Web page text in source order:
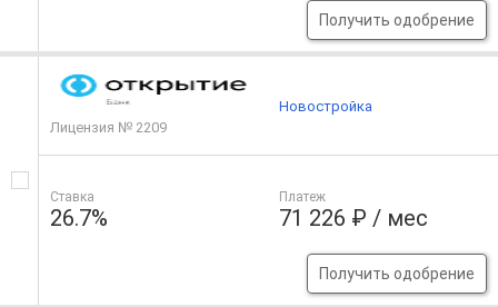
Получить одобрение
Лицензия № 2209
Ставка
26.7%
Платеж
71 226 ₽ / мес
Получить одобрение
Новостройка